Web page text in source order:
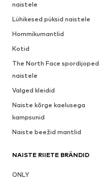
naistele
Lühikesed püksid naistele
Hommikumantlid
Kotid
The North Face spordijoped
naistele
Valged kleidid
Naiste kõrge kaelusega
kampsunid
Naiste beežid mantlid
NAISTE RIIETE BRÄNDID
ONLY